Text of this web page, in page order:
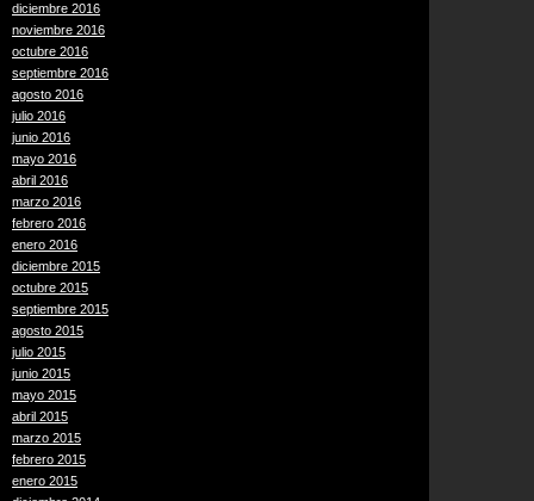
diciembre 2016
noviembre 2016
octubre 2016
septiembre 2016
agosto 2016
julio 2016
junio 2016
mayo 2016
abril 2016
marzo 2016
febrero 2016
enero 2016
diciembre 2015
octubre 2015
septiembre 2015
agosto 2015
julio 2015
junio 2015
mayo 2015
abril 2015
marzo 2015
febrero 2015
enero 2015